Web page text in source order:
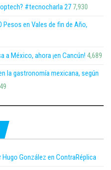
#tecnocharla 27 7,930
Pesos en Vales de fin de Año,
a México, ahora ¡en Cancún! 4,689
la gastronomía mexicana, según
González en ContraRéplica